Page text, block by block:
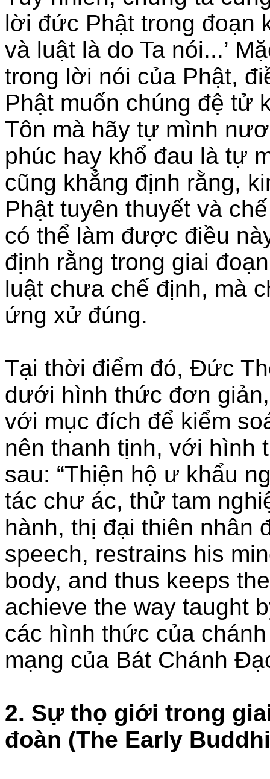
lời đức Phật trong đoạn
và luật là do Ta nói...’
trong lời nói của Phật,
Phật muốn chúng đệ tử
Tôn mà hãy tự mình
phúc hay khổ đau là tự
cũng khẳng định rằng,
Phật tuyên thuyết và
có thể làm được điều
định rằng trong giai
luật chưa chế định, mà
ứng xử đúng.
Tại thời điểm đó, Đức
dưới hình thức đơn
với mục đích để kiểm
nên thanh tịnh, với hình
sau: “Thiện hộ ư khẩu
tác chư ác, thử tam
hành, thị đại thiên nhân
speech, restrains his
body, and thus keeps
achieve the way taught
các hình thức của
mạng của Bát Chánh
2. Sự thọ giới trong
đoàn (The Early